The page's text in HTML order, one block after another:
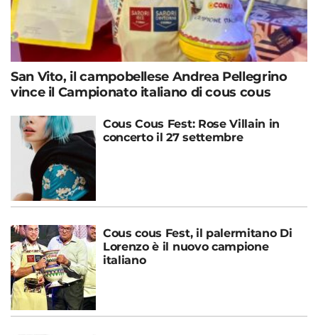
San Vito, il campobellese Andrea Pellegrino
vince il Campionato italiano di cous cous
Cous Cous Fest: Rose Villain in
concerto il 27 settembre
Cous cous Fest, il palermitano Di
Lorenzo è il nuovo campione
italiano